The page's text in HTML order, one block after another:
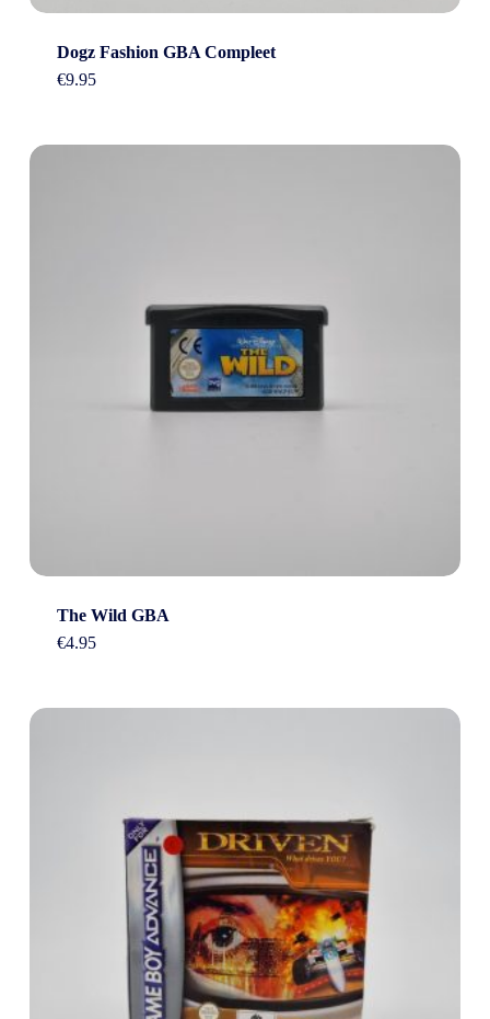
Dogz Fashion GBA Compleet
€9.95
The Wild GBA
€4.95